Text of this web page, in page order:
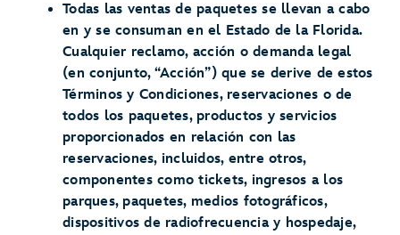
Todas las ventas de paquetes se llevan a cabo
en y se consuman en el Estado de la Florida.
Cualquier reclamo, acción o demanda legal
(en conjunto, “Acción”) que se derive de estos
Términos y Condiciones, reservaciones o de
todos los paquetes, productos y servicios
proporcionados en relación con las
reservaciones, incluidos, entre otros,
componentes como tickets, ingresos a los
parques, paquetes, medios fotográficos,
dispositivos de radiofrecuencia y hospedaje,